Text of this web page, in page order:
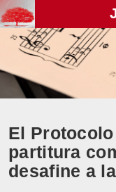
El
partitura
desafine a